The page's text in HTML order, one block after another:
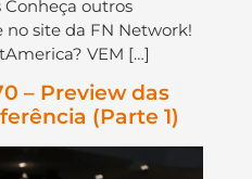
outros
no site da FN Network!
VEM […]
– Preview das
(Parte 1)